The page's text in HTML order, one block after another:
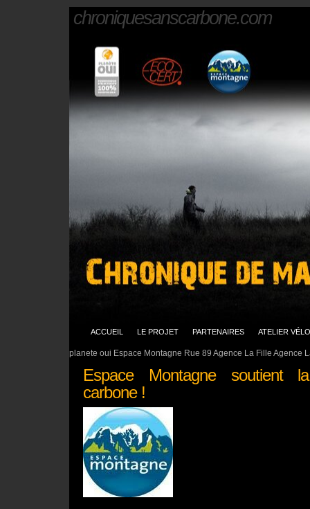
chroniquesanscarbone.com
planete oui Espace Montagne Rue 89 Agence La Fille Agence
ACCUEIL LE PROJET PARTENAIRES ATELIER VÉLO
Espace Montagne soutient
carbone !